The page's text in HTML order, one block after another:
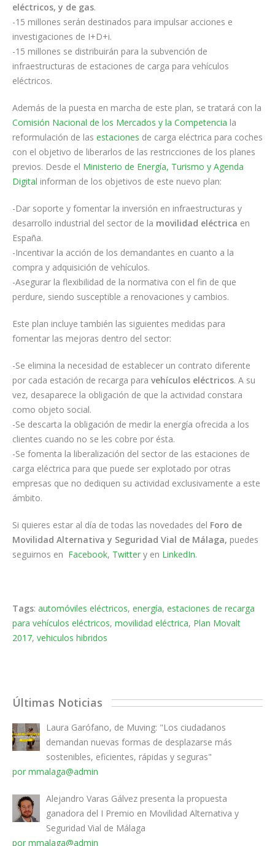
eléctricos, y de gas.
-15 millones serán destinados para impulsar acciones e
investigaciones de I+D+i.
-15 millones se distribuirán para la subvención de
infraestructuras de estaciones de carga para vehículos
eléctricos.
Además de la puesta en marcha de este plan, se tratará con la
Comisión Nacional de los Mercados y la Competencia la
reformulación de las estaciones de carga eléctrica para coches
con el objetivo de liberarlos de las restricciones de los planes
previos. Desde el Ministerio de Energía, Turismo y Agenda
Digital informan de los objetivos de este nuevo plan:
-Dar soporte y fomentar la inversión en infraestructuras y
desarrollo industrial del sector de la movilidad eléctrica en
España.
-Incentivar la acción de los demandantes en cuanto a la
compra y adquisición de vehículos.
-Asegurar la flexibilidad de la normativa con el fin de que
perdure, siendo susceptible a renovaciones y cambios.
Este plan incluye también las siguientes medidas para
fomentar las mejoras dentro del sector:
-Se elimina la necesidad de establecer un contrato diferente
por cada estación de recarga para vehículos eléctricos. A su
vez, desaparece la obligación de que la actividad constara
como objeto social.
-Se descarta la obligación de medir la energía ofrecida a los
clientes cuando no se les cobre por ésta.
-Se fomenta la liberalización del sector de las estaciones de
carga eléctrica para que puede ser explotado por otras
empresas que no dediquen su actividad exclusivamente a este
ámbito.
Si quieres estar al día de todas las novedades del Foro de
Movilidad Alternativa y Seguridad Vial de Málaga, puedes
seguirnos en Facebook, Twitter y en LinkedIn.
Tags: automóviles eléctricos, energía, estaciones de recarga
para vehículos eléctricos, movilidad eléctrica, Plan Movalt
2017, vehiculos hibridos
Últimas Noticias
Laura Garófano, de Muving: "Los ciudadanos
demandan nuevas formas de desplazarse más
sostenibles, eficientes, rápidas y seguras"
por mmalaga@admin
Alejandro Varas Gálvez presenta la propuesta
ganadora del I Premio en Movilidad Alternativa y
Seguridad Vial de Málaga
por mmalaga@admin